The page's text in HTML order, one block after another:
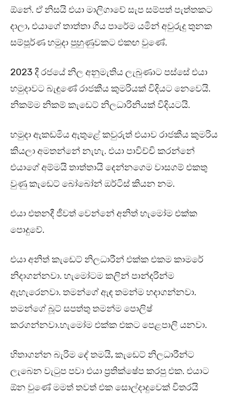
ඕනේ. ඒ නිසයි එයා මාලිගාවේ සැප සම්පත් පැත්තකට
දාලා, එයාගේ තාත්තා ගිය පාරේම යමින් අවුරුදු තුනක
සම්පූර්ණ හමුදා පුහුණුවකට එකඟ වුණේ.
2023 දී රජයේ නිල අනුමැතිය ලැබුණාට පස්සේ එයා
හමුදාවට බැඳුණේ රාජකීය කුමරියක් විදියට නෙවෙයි.
නිකම්ම නිකම් කැඩෙට් නිලධාරිනියක් විදියටයි.
හමුදා ඇකඩමිය ඇතුළේ කවුරුත් එයාව රාජකීය කුමරිය
කියලා අමතන්නේ නැහැ. එයා පාවිච්චි කරන්නේ
එයාගේ අම්මයි තාත්තායි දෙන්නගෙම වාසගම් එකතු
වුණු කැඩෙට් බෝබෝන් ඔර්ටිස් කියන නම.
එයා එතනදී ජීවත් වෙන්නේ අනිත් හැමෝම එක්ක
පොදුවේ.
එයා අනිත් කැඩෙට් නිලධාරීන් එක්ක එකම කාමරේ
නිදාගන්නවා. හැමෝටම කලින් පාන්දරින්ම
ඇහැරෙනවා. තමන්ගේ ඇඳ තමන්ම හදාගන්නවා.
තමන්ගේ බූට් සපත්තු තමන්ම පොලිෂ්
කරගන්නවා.හැමෝම එක්ක එකට පෙළපාලි යනවා.
හිතාගන්න බැරිම දේ තමයි, කැඩෙට් නිලධාරීන්ට
ලැබෙන වැටුප පවා එයා ප්‍රතික්ෂේප කරපු එක. එයාට
ඕන වුණේ මමත් තවත් එක සොල්දාදුවෙක් විතරයි